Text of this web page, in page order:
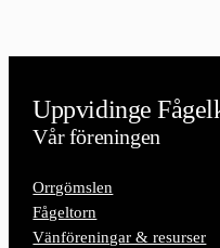
Uppvidinge
Vår föreningen
Orrgömslen
Fågeltorn
Vänföreningar & resurser